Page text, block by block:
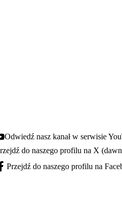
- otwiera się w nowej karcie
Odwiedź nasz kanał w serwisie
się w nowej karcie
do naszego profilu na X
- otwiera się w nowej karcie
Przejdź do naszego profilu na